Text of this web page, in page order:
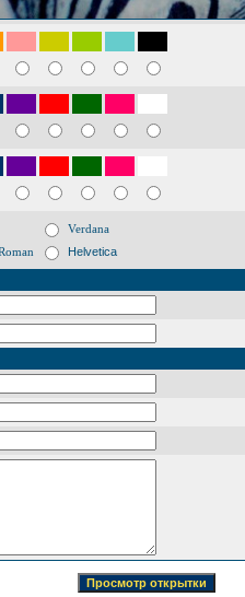
Verdana
Helvetica